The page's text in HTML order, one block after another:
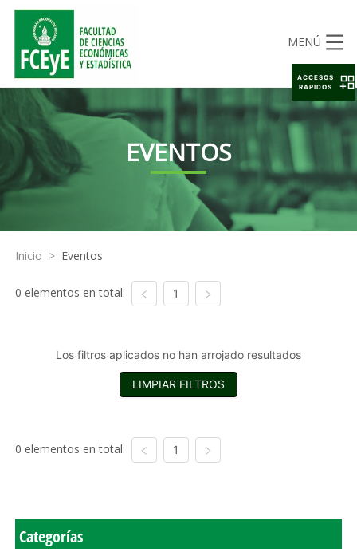
MENÚ
EVENTOS
Inicio > Eventos
0 elementos en total: 1
Los filtros aplicados no han arrojado resultados
LIMPIAR FILTROS
0 elementos en total: 1
Categorías
ACCESOS
RAPIDOS